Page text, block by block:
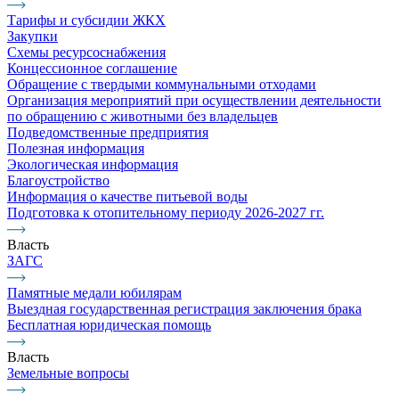
Тарифы и субсидии ЖКХ
Закупки
Схемы ресурсоснабжения
Концессионное соглашение
Обращение с твердыми коммунальными отходами
Организация мероприятий при осуществлении деятельности
по обращению с животными без владельцев
Подведомственные предприятия
Полезная информация
Экологическая информация
Благоустройство
Информация о качестве питьевой воды
Подготовка к отопительному периоду 2026-2027 гг.
Власть
ЗАГС
Памятные медали юбилярам
Выездная государственная регистрация заключения брака
Бесплатная юридическая помощь
Власть
Земельные вопросы